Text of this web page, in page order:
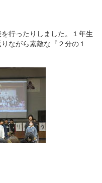
行ったりしました。１年生
ながら素敵な『２分の１